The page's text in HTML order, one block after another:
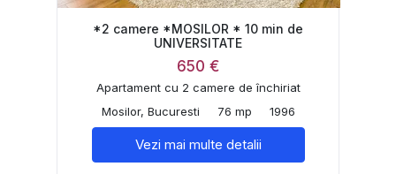
*2 camere *MOSILOR * 10 min de
UNIVERSITATE
650 €
Apartament cu 2 camere de închiriat
Mosilor, Bucuresti
76 mp 1996
Vezi mai multe detalii